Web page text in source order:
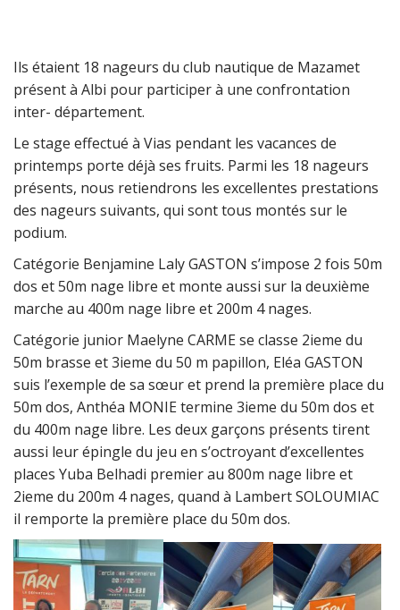
Ils étaient 18 nageurs du club nautique de Mazamet
présent à Albi pour participer à une confrontation
inter- département.
Le stage effectué à Vias pendant les vacances de
printemps porte déjà ses fruits. Parmi les 18 nageurs
présents, nous retiendrons les excellentes prestations
des nageurs suivants, qui sont tous montés sur le
podium.
Catégorie Benjamine Laly GASTON s’impose 2 fois 50m
dos et 50m nage libre et monte aussi sur la deuxième
marche au 400m nage libre et 200m 4 nages.
Catégorie junior Maelyne CARME se classe 2ieme du
50m brasse et 3ieme du 50 m papillon, Eléa GASTON
suis l’exemple de sa sœur et prend la première place du
50m dos, Anthéa MONIE termine 3ieme du 50m dos et
du 400m nage libre. Les deux garçons présents tirent
aussi leur épingle du jeu en s’octroyant d’excellentes
places Yuba Belhadi premier au 800m nage libre et
2ieme du 200m 4 nages, quand à Lambert SOLOUMIAC
il remporte la première place du 50m dos.